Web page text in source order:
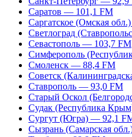
Саратов — 101,1 FM
Саргатское (Омская
Светлоград
Севастополь — 103,7 FM
Симферополь
Смоленск — 88,4 FM
Советск
Ставрополь — 93,0 FM
Старый Оскол
Судак (Республика
Сургут (Югра) — 92,1
Сызрань (Самарская